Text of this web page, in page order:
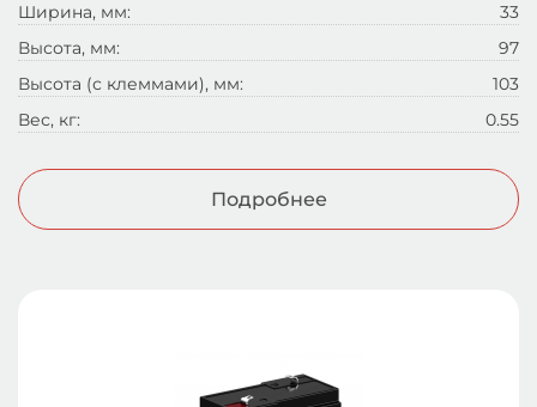
Ширина, мм:
33
Высота, мм:
97
Высота (с клеммами), мм:
103
Вес, кг:
0.55
Подробнее